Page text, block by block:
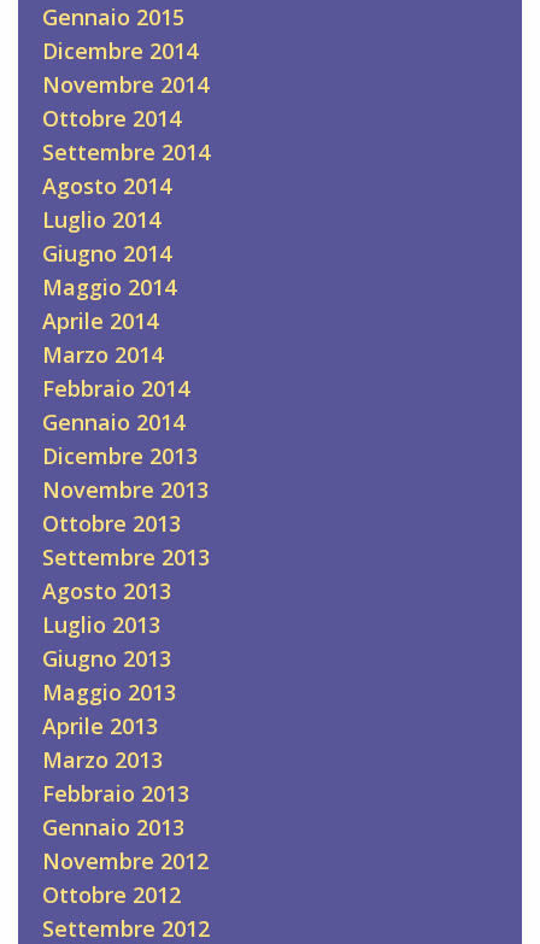
Gennaio 2015
Dicembre 2014
Novembre 2014
Ottobre 2014
Settembre 2014
Agosto 2014
Luglio 2014
Giugno 2014
Maggio 2014
Aprile 2014
Marzo 2014
Febbraio 2014
Gennaio 2014
Dicembre 2013
Novembre 2013
Ottobre 2013
Settembre 2013
Agosto 2013
Luglio 2013
Giugno 2013
Maggio 2013
Aprile 2013
Marzo 2013
Febbraio 2013
Gennaio 2013
Novembre 2012
Ottobre 2012
Settembre 2012